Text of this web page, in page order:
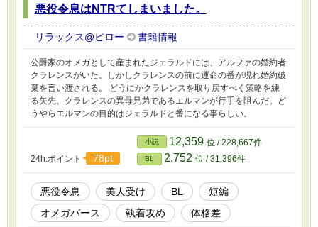
悪役令息はNTRてしまいました。
リラックス@ピロー 書籍情報
公爵家のオメガとして産まれたジェラルドには、アルファの婚約者
クラレンスがいた。しかしクラレンスの前に運命の番が現れ婚約破
棄を言い渡される。 どうにかクラレンスを取り戻すべく策略を練
る矢先、クラレンスの異母兄弟であるエルマンが行手を阻んだ。ど
うやらエルマンの目的はジェラルドと番になる事らしい。
24h.ポイント 78pt
小説 12,359 位 / 228,667件
BL 2,752 位 / 31,396件
悪役令息 美人受け BL
短編
オメガバース
執着攻め 体格差